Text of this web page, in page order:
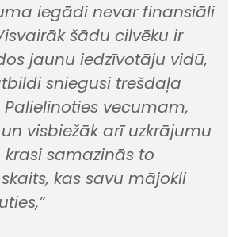
iegādi nevar finansiāli
šādu cilvēku ir
jaunu iedzīvotāju vidū,
sniegusi trešdaļa
vecumam,
visbiežāk arī uzkrājumu
samazinās to
kas savu mājokli